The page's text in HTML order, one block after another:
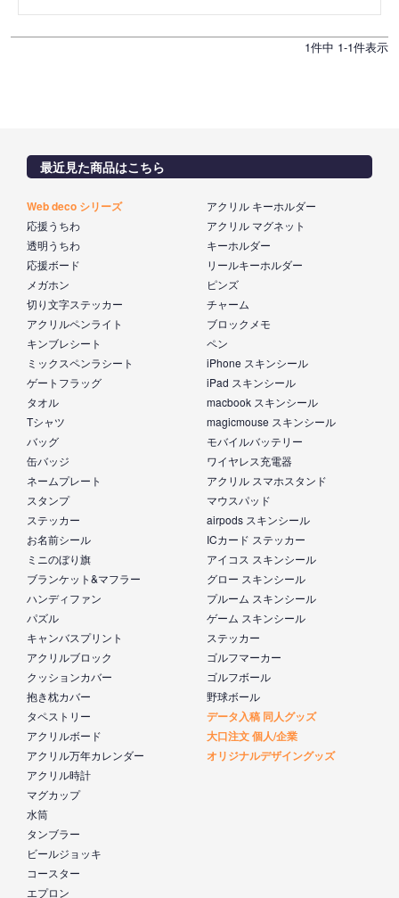
1件中 1-1件表示
最近見た商品はこちら
Web deco シリーズ
応援うちわ
透明うちわ
応援ボード
メガホン
切り文字ステッカー
アクリルペンライト
キンブレシート
ミックスペンラシート
ゲートフラッグ
タオル
Tシャツ
バッグ
缶バッジ
ネームプレート
スタンプ
ステッカー
お名前シール
ミニのぼり旗
ブランケット&マフラー
ハンディファン
パズル
キャンバスプリント
アクリルブロック
クッションカバー
抱き枕カバー
タペストリー
アクリルボード
アクリル万年カレンダー
アクリル時計
マグカップ
水筒
タンブラー
ビールジョッキ
コースター
エプロン
アクリル キーホルダー
アクリル マグネット
キーホルダー
リールキーホルダー
ピンズ
チャーム
ブロックメモ
ペン
iPhone スキンシール
iPad スキンシール
macbook スキンシール
magicmouse スキンシール
モバイルバッテリー
ワイヤレス充電器
アクリル スマホスタンド
マウスパッド
airpods スキンシール
ICカード ステッカー
アイコス スキンシール
グロー スキンシール
プルーム スキンシール
ゲーム スキンシール
ステッカー
ゴルフマーカー
ゴルフボール
野球ボール
データ入稿 同人グッズ
大口注文 個人/企業
オリジナルデザイングッズ